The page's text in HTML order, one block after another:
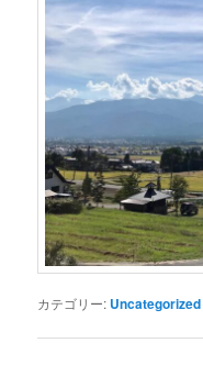
カテゴリー: Uncategorized